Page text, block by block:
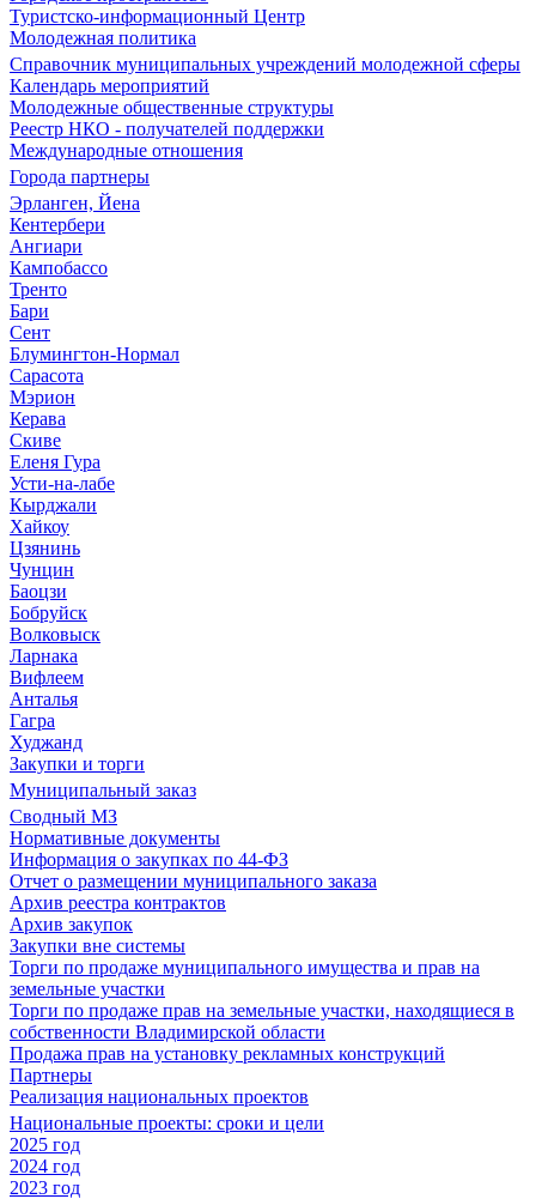
Туристско-информационный Центр
Молодежная политика
Справочник муниципальных учреждений молодежной сферы
Календарь мероприятий
Молодежные общественные структуры
Реестр НКО - получателей поддержки
Международные отношения
Города партнеры
Эрланген, Йена
Кентербери
Ангиари
Кампобассо
Тренто
Бари
Сент
Блумингтон-Нормал
Сарасота
Мэрион
Керава
Скиве
Еленя Гура
Усти-на-лабе
Кырджали
Хайкоу
Цзянинь
Чунцин
Баоцзи
Бобруйск
Волковыск
Ларнака
Вифлеем
Анталья
Гагра
Худжанд
Закупки и торги
Муниципальный заказ
Сводный МЗ
Нормативные документы
Информация о закупках по 44-ФЗ
Отчет о размещении муниципального заказа
Архив реестра контрактов
Архив закупок
Закупки вне системы
Торги по продаже муниципального имущества и прав на
земельные участки
Торги по продаже прав на земельные участки, находящиеся в
собственности Владимирской области
Продажа прав на установку рекламных конструкций
Партнеры
Реализация национальных проектов
Национальные проекты: сроки и цели
2025 год
2024 год
2023 год